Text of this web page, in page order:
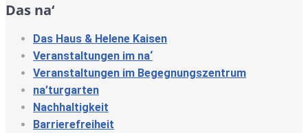
Das na‘
Das Haus & Helene Kaisen
Veranstaltungen im na‘
Veranstaltungen im Begegnungszentrum
na’turgarten
Nachhaltigkeit
Barrierefreiheit